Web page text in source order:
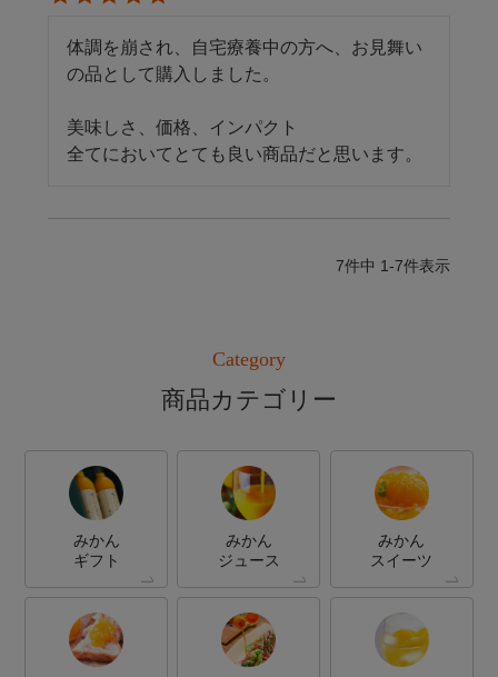
体調を崩され、自宅療養中の方へ、お見舞い
の品として購入しました。
美味しさ、価格、インパクト
全てにおいてとても良い商品だと思います。
7件中 1-7件表示
Category
商品カテゴリー
みかん
ギフト
みかん
ジュース
みかん
スイーツ